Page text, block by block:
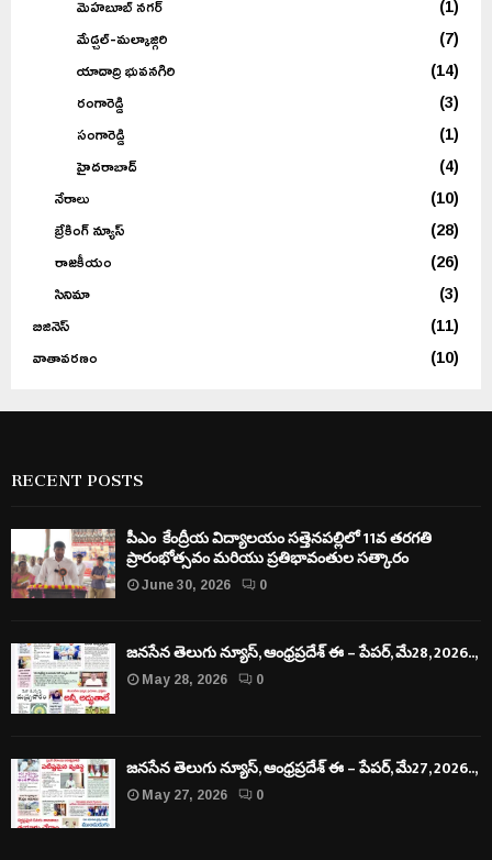
మెహబూబ్ నగర్
(1)
మేడ్చల్-మల్కాజ్గిరి
(7)
యాదాద్రి భువనగిరి
(14)
రంగారెడ్డి
(3)
సంగారెడ్డి
(1)
హైదరాబాద్
(4)
నేరాలు
(10)
బ్రేకింగ్ న్యూస్
(28)
రాజకీయం
(26)
సినిమా
(3)
బిజినెస్
(11)
వాతావరణం
(10)
RECENT POSTS
పీఎం కేంద్రీయ విద్యాలయం సత్తెనపల్లిలో 11వ తరగతి
ప్రారంభోత్సవం మరియు ప్రతిభావంతుల సత్కారం
June 30, 2026
0
జనసేన తెలుగు న్యూస్, ఆంధ్రప్రదేశ్ ఈ – పేపర్, మే28, 2026..,
May 28, 2026
0
జనసేన తెలుగు న్యూస్, ఆంధ్రప్రదేశ్ ఈ – పేపర్, మే27, 2026..,
May 27, 2026
0